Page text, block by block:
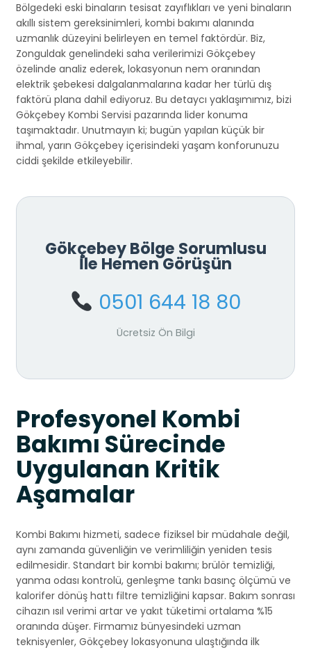
Bölgedeki eski binaların tesisat zayıflıkları ve yeni binaların
akıllı sistem gereksinimleri, kombi bakımı alanında
uzmanlık düzeyini belirleyen en temel faktördür. Biz,
Zonguldak genelindeki saha verilerimizi Gökçebey
özelinde analiz ederek, lokasyonun nem oranından
elektrik şebekesi dalgalanmalarına kadar her türlü dış
faktörü plana dahil ediyoruz. Bu detaycı yaklaşımımız, bizi
Gökçebey Kombi Servisi pazarında lider konuma
taşımaktadır. Unutmayın ki; bugün yapılan küçük bir
ihmal, yarın Gökçebey içerisindeki yaşam konforunuzu
ciddi şekilde etkileyebilir.
Gökçebey Bölge Sorumlusu
İle Hemen Görüşün
0501 644 18 80
Ücretsiz Ön Bilgi
Profesyonel Kombi
Bakımı Sürecinde
Uygulanan Kritik
Aşamalar
Kombi Bakımı hizmeti, sadece fiziksel bir müdahale değil,
aynı zamanda güvenliğin ve verimliliğin yeniden tesis
edilmesidir. Standart bir kombi bakımı; brülör temizliği,
yanma odası kontrolü, genleşme tankı basınç ölçümü ve
kalorifer dönüş hattı filtre temizliğini kapsar. Bakım sonrası
cihazın ısıl verimi artar ve yakıt tüketimi ortalama %15
oranında düşer. Firmamız bünyesindeki uzman
teknisyenler, Gökçebey lokasyonuna ulaştığında ilk